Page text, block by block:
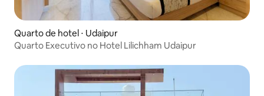
Quarto de hotel ⋅ Udaipur
Quarto Executivo no Hotel Lilichham Udaipur